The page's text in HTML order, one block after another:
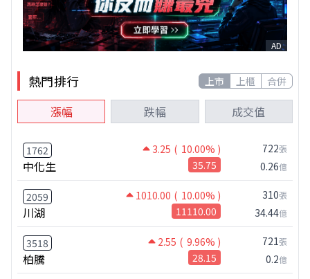
AD
熱門排行 上市 上櫃 合併
漲幅 跌幅 成交值
1762 3.25 ( 10.00% )
中化生 35.75
722張
0.26億
2059 1010.00 ( 10.00% )
川湖 11110.00
310張
34.44億
3518 2.55 ( 9.96% )
柏騰 28.15
721張
0.2億